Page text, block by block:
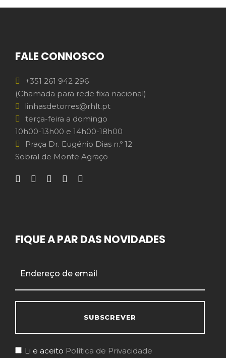
FALE CONNOSCO
+351 261 942 296
(Chamada para rede fixa nacional)
linhasdetorres@rhlt.pt
terça-feira a domingo
10h00-13h00 e 14h00-18h00
Praça Dr. Eugénio Dias n.º 12
Sobral de Monte Agraço
FIQUE A PAR DAS NOVIDADES
Li e aceito Política de Privacidade